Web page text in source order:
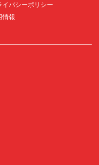
イバシーポリシー
情報